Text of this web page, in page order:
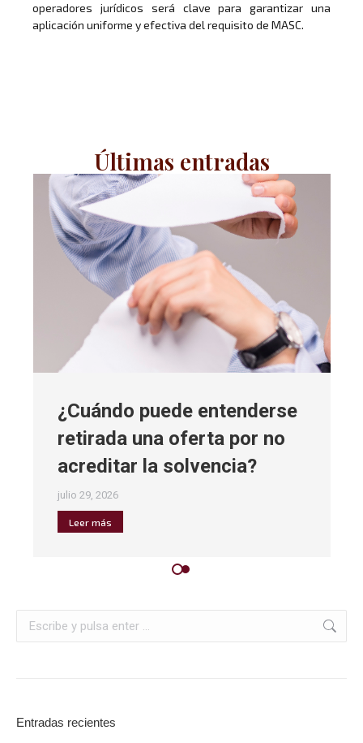
operadores jurídicos será clave para garantizar una
aplicación uniforme y efectiva del requisito de MASC.
Últimas entradas
¿Cuándo puede entenderse
retirada una oferta por no
acreditar la solvencia?
julio 29, 2026
Leer más
Entradas recientes